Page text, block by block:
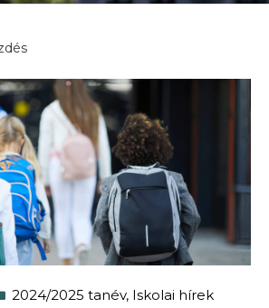
2024/2025 tanév, Iskolai hírek